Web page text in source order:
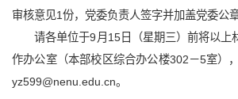
审核意见1份，党委负责人签字并加盖党委公
请各单位于9月15日（星期三）前将以上
作办公室（本部校区综合办公楼302－5室）
yz599@nenu.edu.cn。